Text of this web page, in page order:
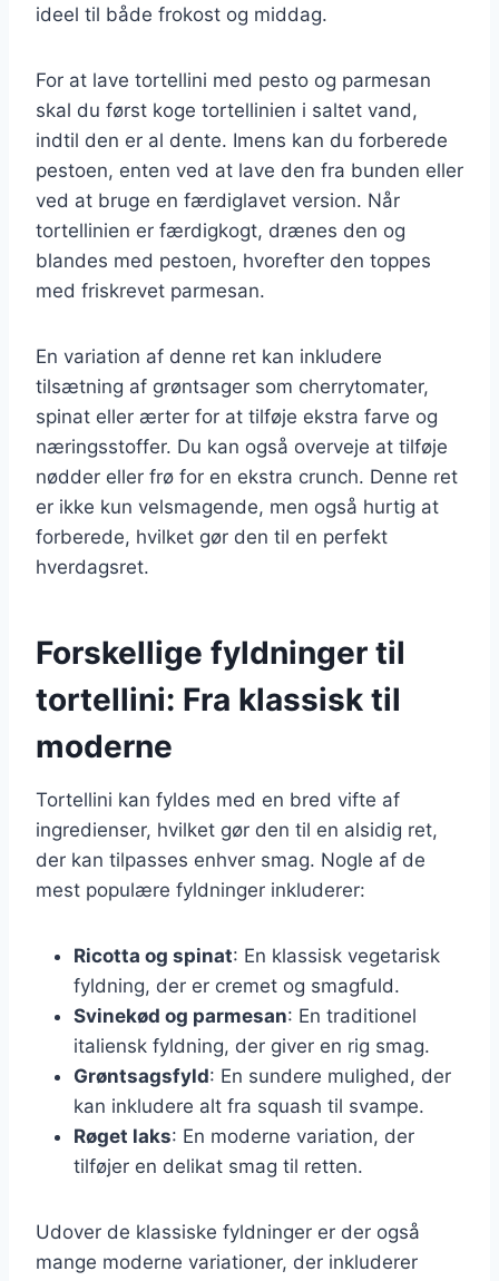
ideel til både frokost og middag.
For at lave tortellini med pesto og parmesan
skal du først koge tortellinien i saltet vand,
indtil den er al dente. Imens kan du forberede
pestoen, enten ved at lave den fra bunden eller
ved at bruge en færdiglavet version. Når
tortellinien er færdigkogt, drænes den og
blandes med pestoen, hvorefter den toppes
med friskrevet parmesan.
En variation af denne ret kan inkludere
tilsætning af grøntsager som cherrytomater,
spinat eller ærter for at tilføje ekstra farve og
næringsstoffer. Du kan også overveje at tilføje
nødder eller frø for en ekstra crunch. Denne ret
er ikke kun velsmagende, men også hurtig at
forberede, hvilket gør den til en perfekt
hverdagsret.
Forskellige fyldninger til
tortellini: Fra klassisk til
moderne
Tortellini kan fyldes med en bred vifte af
ingredienser, hvilket gør den til en alsidig ret,
der kan tilpasses enhver smag. Nogle af de
mest populære fyldninger inkluderer:
Ricotta og spinat: En klassisk vegetarisk
fyldning, der er cremet og smagfuld.
Svinekød og parmesan: En traditionel
italiensk fyldning, der giver en rig smag.
Grøntsagsfyld: En sundere mulighed, der
kan inkludere alt fra squash til svampe.
Røget laks: En moderne variation, der
tilføjer en delikat smag til retten.
Udover de klassiske fyldninger er der også
mange moderne variationer, der inkluderer